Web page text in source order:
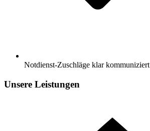
Notdienst-Zuschläge klar kommuniziert
Unsere Leistungen